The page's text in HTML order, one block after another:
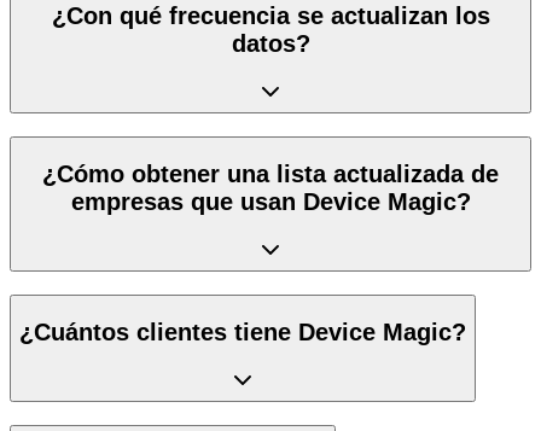
¿Con qué frecuencia se actualizan los
datos?
¿Cómo obtener una lista actualizada de
empresas que usan Device Magic?
¿Cuántos clientes tiene Device Magic?